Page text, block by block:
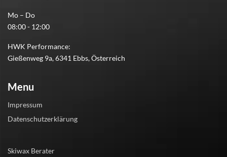
Mo – Do
08:00 - 12:00
HWK Performance:
Gießenweg 9a, 6341 Ebbs, Österreich
Menu
Impressum
Datenschutzerklärung
Skiwax Berater